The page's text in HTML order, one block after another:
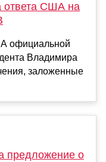
ответа США на
официальной
Владимира
заложенные
предложение о